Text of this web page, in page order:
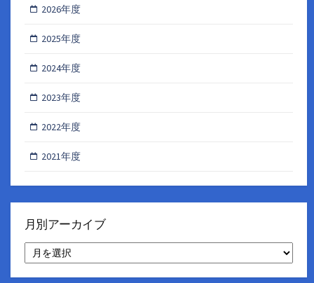
2026年度
2025年度
2024年度
2023年度
2022年度
2021年度
月別アーカイブ
別